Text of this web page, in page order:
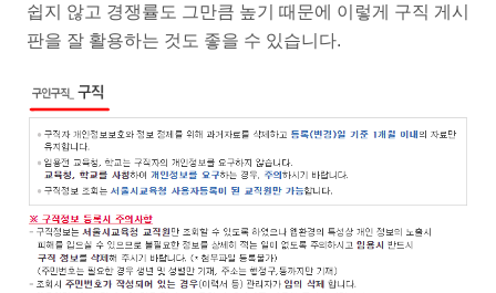
쉽지 않고 경쟁률도 그만큼 높기 때문에 이렇게 구직 게시
판을 잘 활용하는 것도 좋을 수 있습니다.